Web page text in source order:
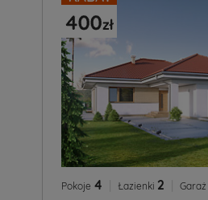
Pokoje 4 Łazienki 2 Garaż